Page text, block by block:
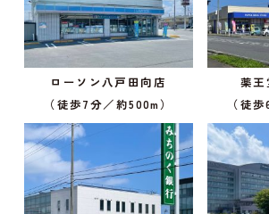
ローソン八戸田向店
（徒歩7分／約500m）
薬王
（徒